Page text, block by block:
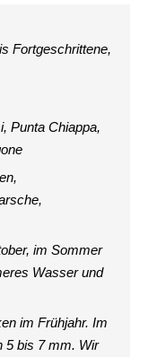
Fortgeschrittene,
Punta Chiappa,
im Sommer
Wasser und
im Frühjahr. Im
5 bis 7 mm. Wir